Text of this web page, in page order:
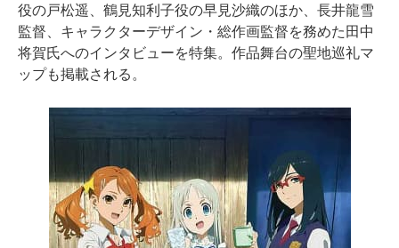
役の戸松遥、鶴見知利子役の早見沙織のほか、長井龍雪
監督、キャラクターデザイン・総作画監督を務めた田中
将賀氏へのインタビューを特集。作品舞台の聖地巡礼マ
ップも掲載される。